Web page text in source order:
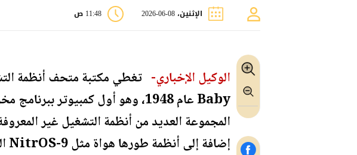
الإثنين، 08-06-2026 11:48 ص
الوكيل الإخباري-
إضافة إلى أنظمة طورها هواة مثل NitrOS-9 المخصص لأجهزة Tandy CoCo من الثمانينيات.